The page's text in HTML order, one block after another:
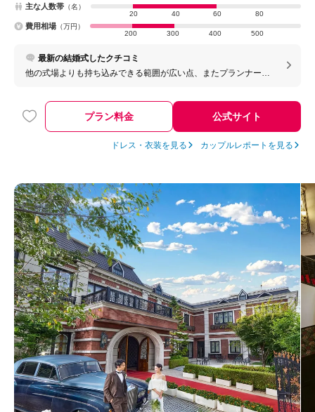
主な人数帯 （名）
20
40 60 80
費用相場 （万円）
200
300 400 500
最新の結婚式したクチコミ
他の式場よりも持ち込みできる範囲が広い点、またプランナーさ
プラン料金 公式サイト
ドレス・衣装を見る カップルレポートを見る